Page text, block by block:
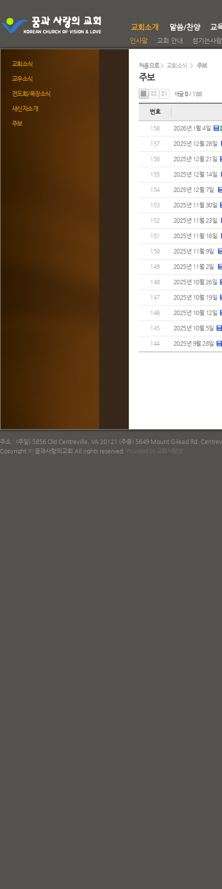
인사말 교회 안내 섬기는사
교회소개 말씀/찬양 교
교회소식
교우소식
전도회/목장소식
새신자소개
주보
처음으로> 교회소식 > 주보
주보
새글0/ 188
번호
158 2026년 1월 4일
157 2025년 12월 28일
156 2025년 12월 21일
155 2025년 12월 14일
154 2025년 12월 7일
153 2025년 11월 30일
152 2025년 11월 23일
151 2025년 11월 16일
150 2025년 11월 9일
149 2025년 11월 2일
148 2025년 10월 26일
147 2025년 10월 19일
146 2025년 10월 12일
145 2025년 10월 5일
144 2025년 9월 28일
주소 : (주일) 5856 Old Centreville, VA 20121 (주중) 5649 Mount Gilead Rd.
Copyright ⓒ 꿈과사랑의교회 All rights reserved.
Provided by 교회사랑넷